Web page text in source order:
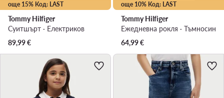
още 15% Код: LAST
Tommy Hilfiger
Суитшърт · Електриков
89,99€
още 10% Код: LAST
Tommy Hilfiger
Ежедневна рокля · Тъмносин
64,99€